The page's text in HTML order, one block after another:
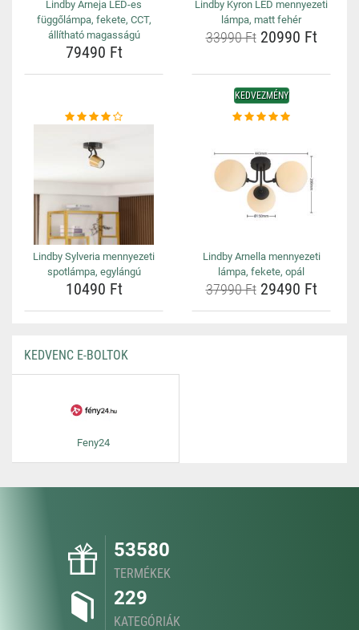
Lindby Arneja LED-es
függőlámpa, fekete, CCT,
állítható magasságú
79490 Ft
Lindby Kyron LED mennyezeti
lámpa, matt fehér
33990 Ft20990 Ft
Lindby Sylveria mennyezeti
spotlámpa, egylángú
10490 Ft
KEDVEZMÉNY
Lindby Arnella mennyezeti
lámpa, fekete, opál
37990 Ft29490 Ft
KEDVENC E-BOLTOK
Feny24
53580
TERMÉKEK
229
KATEGÓRIÁK